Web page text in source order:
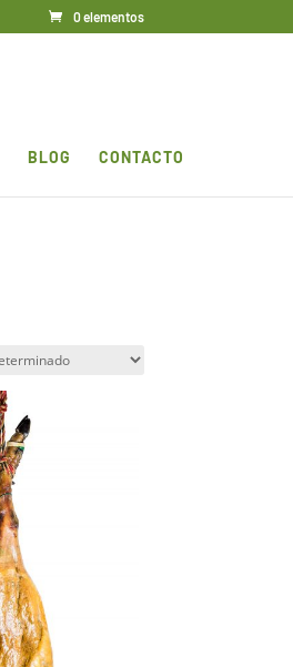
0 elementos
BLOG CONTACTO